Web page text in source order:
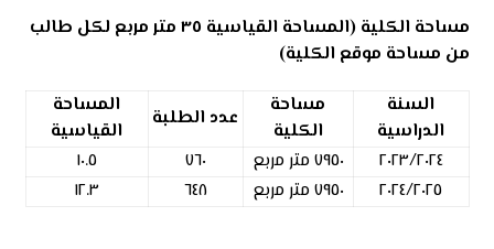
مساحة الكلية (
المساحة القياسية ٣٥ متر مربع لكل طالب
من مساحة موقع الكلية)
السنة
الدراسية
مساحة
الكلية
عدد الطلبة
المساحة
القياسية
٢٠٢٣/٢٠٢٤
٧٩٥٠ متر مربع ٧٦٠
١٠.٥
٢٠٢٤/٢٠٢٥
٧٩٥٠ متر مربع ٦٤٨ ١٢.٣